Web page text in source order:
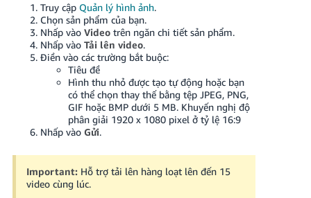
Truy cập Quản lý hình ảnh.
Chọn sản phẩm của bạn.
Nhấp vào Videotrên ngăn chi tiết sản phẩm.
Nhấp vào Tải lên video.
Điền vào các trường bắt buộc:
Tiêu đề
Hình thu nhỏ được tạo tự động hoặc bạn
có thể chọn thay thế bằng tệp JPEG, PNG,
GIF hoặc BMP dưới 5 MB. Khuyến nghị độ
phân giải 1920 x 1080 pixel ở tỷ lệ 16:9
Nhấp vào Gửi.
Important: Hỗ trợ tải lên hàng loạt lên đến 15
video cùng lúc.